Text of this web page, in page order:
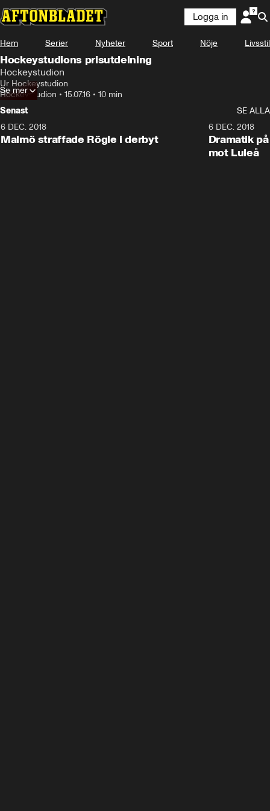
Logga in
Hem Serier Nyheter Sport Nöje Livsstil
Hockeystudions prisutdelning
Hockeystudion
Ur Hockeystudion
Hockeystudion • 15.07.16 • 10 min
Se mer
Senast
SE ALLA
6 DEC. 2018
Malmö straffade Rögle i derbyt
6 DEC. 2018
Dramatik
mot Luleå